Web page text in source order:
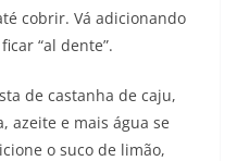
cobrir. Vá adicionando
“al dente”.
de castanha de caju,
azeite e mais água se
o suco de limão,